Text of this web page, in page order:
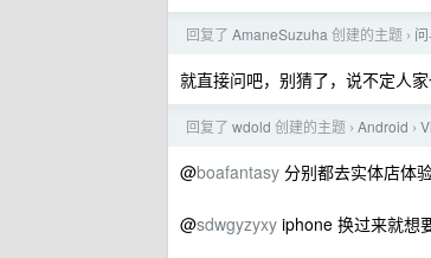
回复了 AmaneSuzuha 创建的主题 ›
就直接问吧，别猜了，说不定人
回复了 wdold 创建的主题 › Android ›
@boafantasy 分别都去实体店体
@sdwgyzyxy iphone 换过来就想